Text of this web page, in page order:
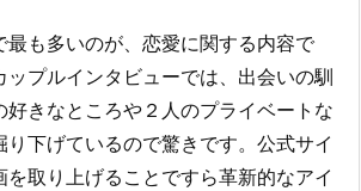
最も多いのが、恋愛に関する内容で
ップルインタビューでは、出会いの馴
好きなところや２人のプライベートな
り下げているので驚きです。公式サイ
を取り上げることですら革新的なアイ